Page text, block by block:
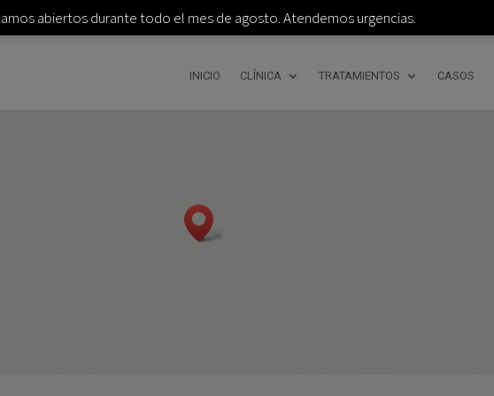
INICIO CLÍNICA TRATAMIENTOS CASOS
abiertos durante todo el mes de agosto. Atendemos urgencias.